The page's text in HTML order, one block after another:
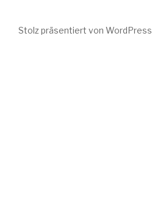
Stolz präsentiert von WordPress